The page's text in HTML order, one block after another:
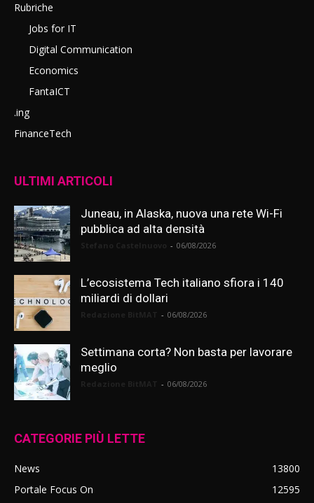
Rubriche
Jobs for IT
Digital Communication
Economics
FantaICT
.ing
FinanceTech
ULTIMI ARTICOLI
Juneau, in Alaska, nuova una rete Wi-Fi
pubblica ad alta densità
- 06/08/2026
L’ecosistema Tech italiano sfiora i 140
miliardi di dollari
- 06/08/2026
Settimana corta? Non basta per lavorare
meglio
- 06/08/2026
CATEGORIE PIÙ LETTE
News
13800
Portale Focus On
12595